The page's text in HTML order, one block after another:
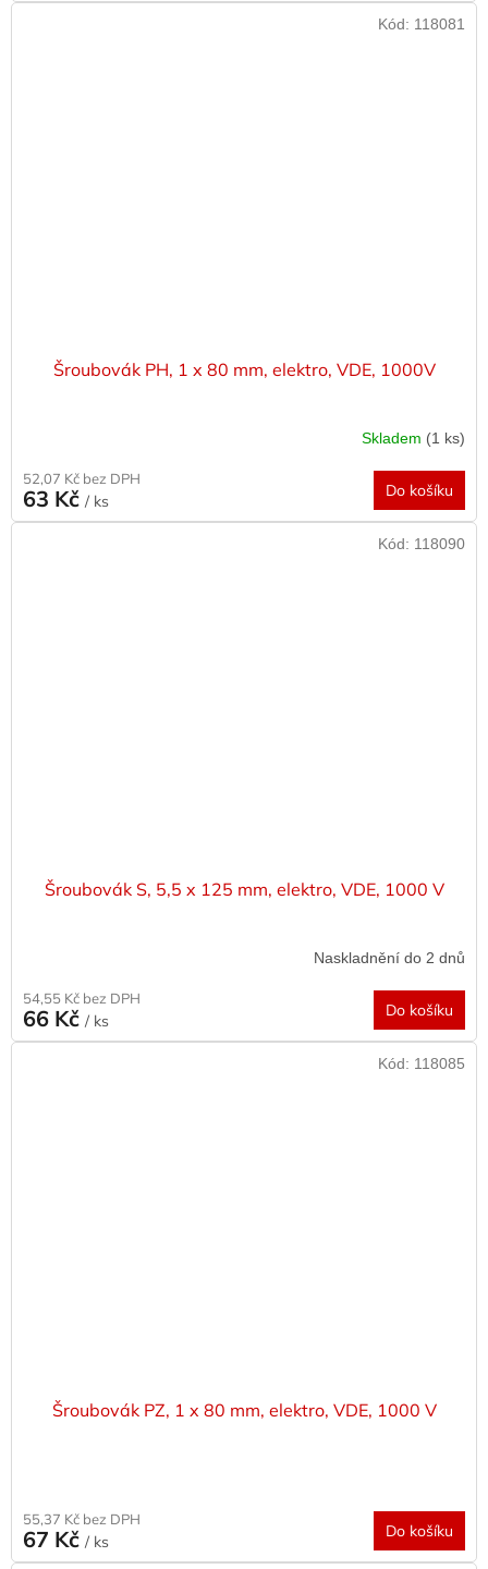
Šroubovák PH, 1 x 80 mm, elektro, VDE, 1000V
Skladem (1 ks)
52,07 Kč bez DPH
63 Kč / ks
Do košíku
Kód: 118081
Šroubovák S, 5,5 x 125 mm, elektro, VDE, 1000 V
Naskladnění do 2 dnů
54,55 Kč bez DPH
66 Kč / ks
Do košíku
Kód: 118090
Šroubovák PZ, 1 x 80 mm, elektro, VDE, 1000 V
55,37 Kč bez DPH
67 Kč / ks
Do košíku
Kód: 118085